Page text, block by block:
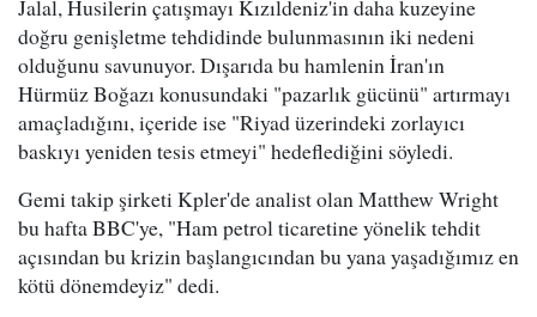
Jalal, Husilerin çatışmayı Kızıldeniz'in daha kuzeyine
doğru genişletme tehdidinde bulunmasının iki nedeni
olduğunu savunuyor. Dışarıda bu hamlenin İran'ın
Hürmüz Boğazı konusundaki "pazarlık gücünü" artırmayı
amaçladığını, içeride ise "Riyad üzerindeki zorlayıcı
baskıyı yeniden tesis etmeyi" hedeflediğini söyledi.
Gemi takip şirketi Kpler'de analist olan Matthew Wright
bu hafta BBC'ye, "Ham petrol ticaretine yönelik tehdit
açısından bu krizin başlangıcından bu yana yaşadığımız en
kötü dönemdeyiz" dedi.